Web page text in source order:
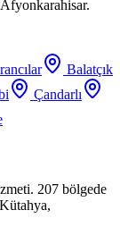
Balatçık
Çandarlı
207 bölgede